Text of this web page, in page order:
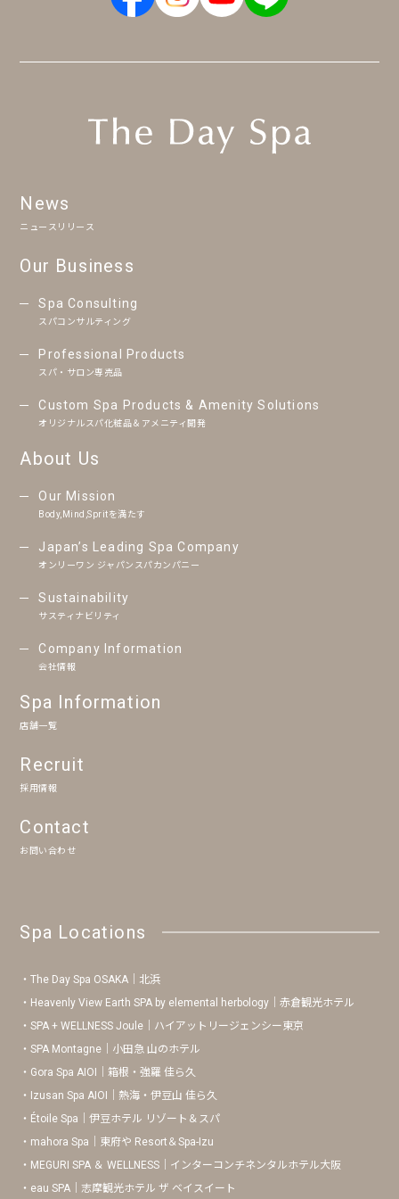
News
ニュースリリース
Our Business
Spa Consulting
スパコンサルティング
Professional Products
スパ・サロン専売品
Custom Spa Products & Amenity Solutions
オリジナルスパ化粧品＆アメニティ開発
About Us
Our Mission
Body,Mind,Spritを満たす
Japan’s Leading Spa Company
オンリーワン ジャパンスパカンパニー
Sustainability
サスティナビリティ
Company Information
会社情報
Spa Information
店舗一覧
Recruit
採用情報
Contact
お問い合わせ
Spa Locations
The Day Spa OSAKA｜北浜
Heavenly View Earth SPA by elemental herbology｜赤倉観光ホテル
SPA + WELLNESS Joule｜ハイアットリージェンシー東京
SPA Montagne｜小田急 山のホテル
Gora Spa AIOI｜箱根・強羅 佳ら久
Izusan Spa AIOI｜熱海・伊豆山 佳ら久
Étoile Spa｜伊豆ホテル リゾート＆スパ
mahora Spa｜東府や Resort＆Spa-Izu
MEGURI SPA ＆ WELLNESS｜インターコンチネンタルホテル大阪
eau SPA｜志摩観光ホテル ザ ベイスイート